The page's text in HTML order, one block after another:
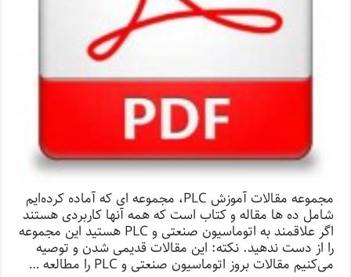
مجموعه مقالات آموزش PLC، مجموعه ای که آماده کرده‌ایم
شامل ده ها مقاله و کتاب است که همه آنها کاربردی هستند
اگر علاقمند به اتوماسیون صنعتی و PLC هستید این مجموعه
را از دست ندهید. نکته: این مقالات قدیمی شدن و توصیه
می‌کنیم مقالات بروز اتوماسیون صنعتی و PLC را مطالعه …